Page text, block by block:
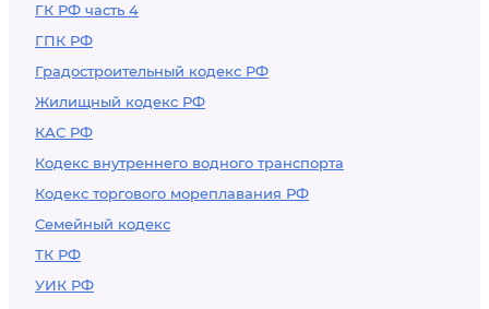
ГК РФ часть 4
ГПК РФ
Градостроительный кодекс РФ
Жилищный кодекс РФ
КАС РФ
Кодекс внутреннего водного транспорта
Кодекс торгового мореплавания РФ
Семейный кодекс
ТК РФ
УИК РФ